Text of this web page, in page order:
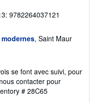
9782264037121
, Saint Maur
se font avec suivi, pour
contacter pour
# 28C65